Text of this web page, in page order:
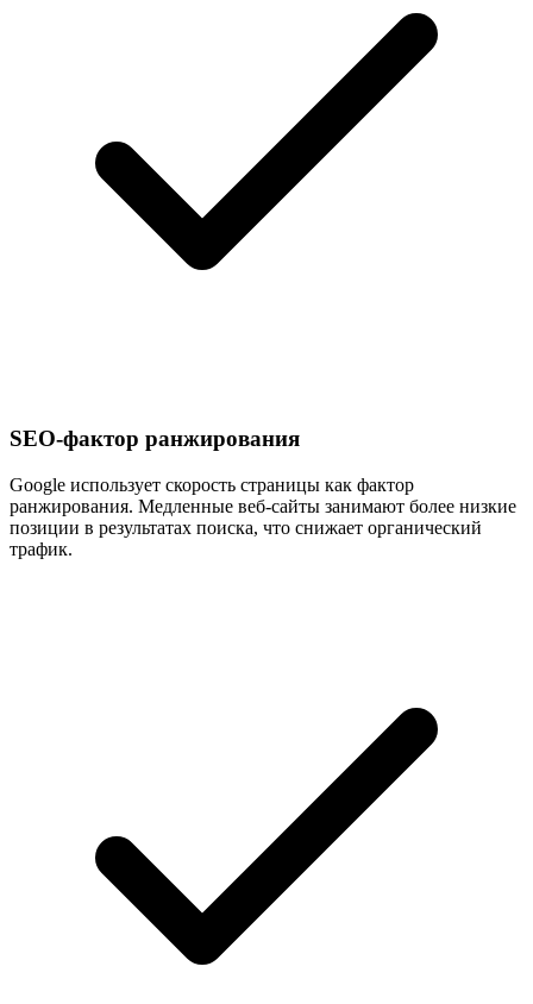
SEO-фактор ранжирования
Google использует скорость страницы как фактор
ранжирования. Медленные веб-сайты занимают более низкие
позиции в результатах поиска, что снижает органический
трафик.